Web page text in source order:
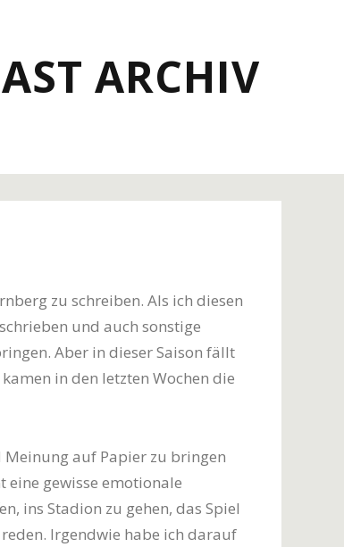
ARCHIV
zu schreiben. Als ich diesen
und auch sonstige
Aber in dieser Saison fällt
in den letzten Wochen die
Meinung auf Papier zu bringen
eine gewisse emotionale
ins Stadion zu gehen, das Spiel
Irgendwie habe ich darauf